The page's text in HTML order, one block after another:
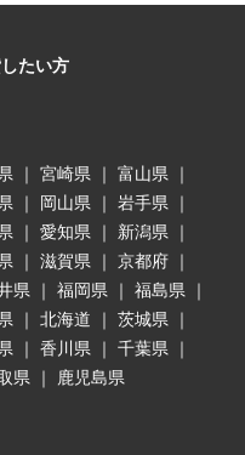
たい方
｜ 宮崎県｜ 富山県｜
｜ 岡山県｜ 岩手県｜
｜ 愛知県｜ 新潟県｜
｜ 滋賀県｜ 京都府｜
県｜ 福岡県｜ 福島県｜
｜ 北海道 ｜ 茨城県｜
｜ 香川県｜ 千葉県｜
県｜ 鹿児島県